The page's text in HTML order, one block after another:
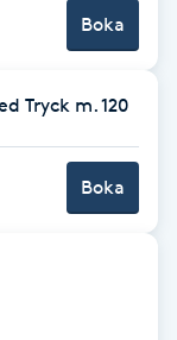
Boka
Tryck m. 120
Boka